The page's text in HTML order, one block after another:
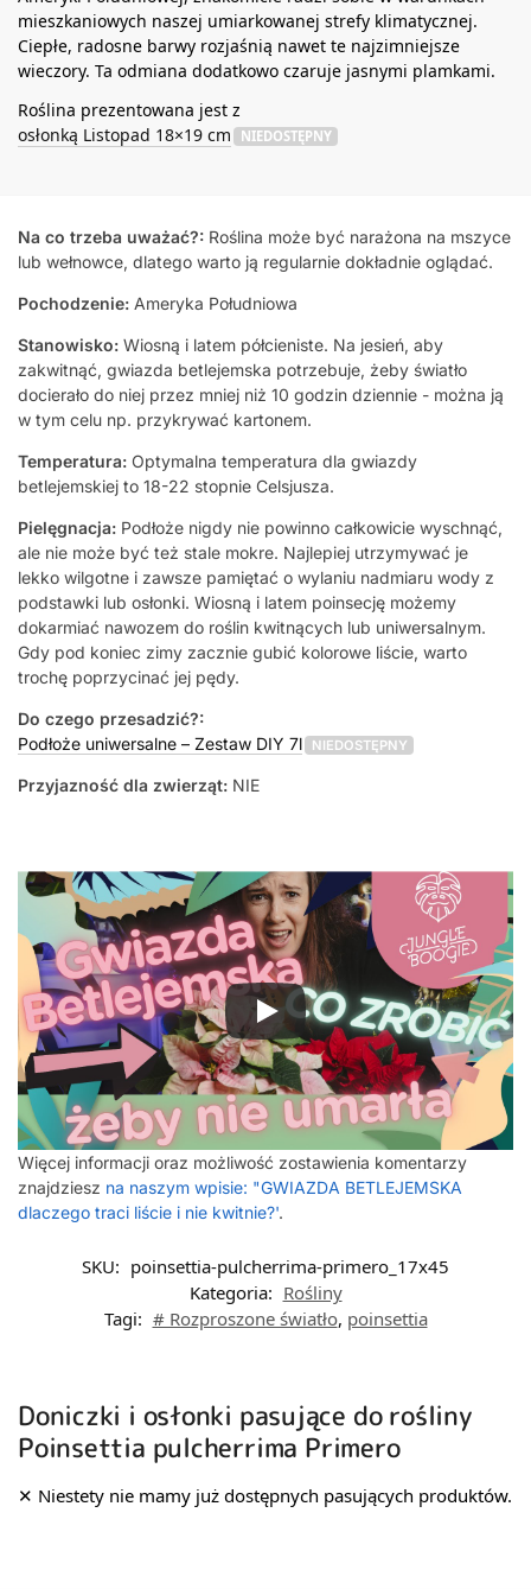
mieszkaniowych naszej umiarkowanej strefy klimatycznej.
Ciepłe, radosne barwy rozjaśnią nawet te najzimniejsze
wieczory. Ta odmiana dodatkowo czaruje jasnymi plamkami.
Roślina prezentowana jest z
osłonką Listopad 18×19 cm
NIEDOSTĘPNY
Na co trzeba uważać?: Roślina może być narażona na mszyce
lub wełnowce, dlatego warto ją regularnie dokładnie oglądać.
Pochodzenie: Ameryka Południowa
Stanowisko: Wiosną i latem półcieniste. Na jesień, aby
zakwitnąć, gwiazda betlejemska potrzebuje, żeby światło
docierało do niej przez mniej niż 10 godzin dziennie - można ją
w tym celu np. przykrywać kartonem.
Temperatura: Optymalna temperatura dla gwiazdy
betlejemskiej to 18-22 stopnie Celsjusza.
Pielęgnacja: Podłoże nigdy nie powinno całkowicie wyschnąć,
ale nie może być też stale mokre. Najlepiej utrzymywać je
lekko wilgotne i zawsze pamiętać o wylaniu nadmiaru wody z
podstawki lub osłonki. Wiosną i latem poinsecję możemy
dokarmiać nawozem do roślin kwitnących lub uniwersalnym.
Gdy pod koniec zimy zacznie gubić kolorowe liście, warto
trochę poprzycinać jej pędy.
Do czego przesadzić?:
Podłoże uniwersalne – Zestaw DIY 7l
NIEDOSTĘPNY
Przyjazność dla zwierząt: NIE
Więcej informacji oraz możliwość zostawienia komentarzy
znajdziesz na naszym wpisie: "GWIAZDA BETLEJEMSKA
dlaczego traci liście i nie kwitnie?'.
SKU: poinsettia-pulcherrima-primero_17x45
Kategoria: Rośliny
Tagi: # Rozproszone światło, poinsettia
Doniczki i osłonki pasujące do rośliny
Poinsettia pulcherrima Primero